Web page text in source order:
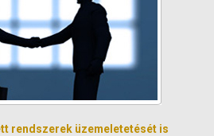
rendszerek üzemeletetését is